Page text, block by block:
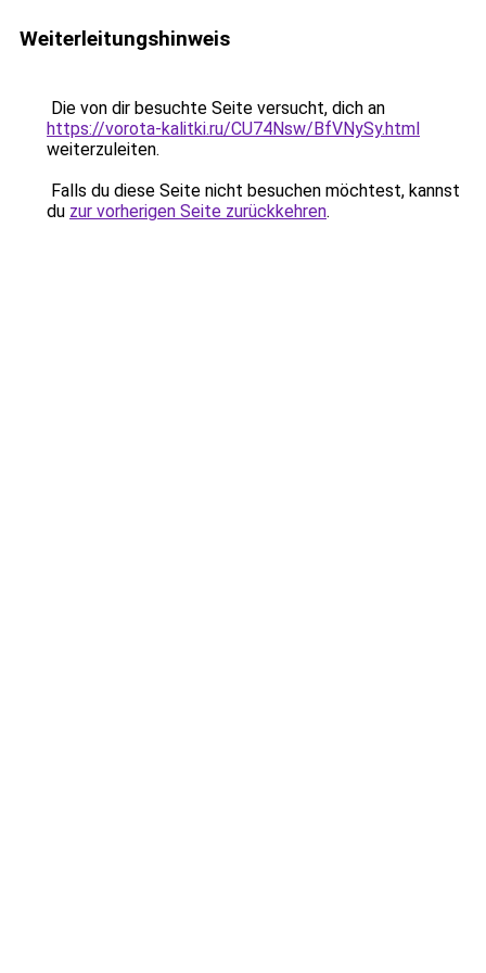
Weiterleitungshinweis
Die von dir besuchte Seite versucht, dich an
https://vorota-kalitki.ru/CU74Nsw/BfVNySy.html
weiterzuleiten.
Falls du diese Seite nicht besuchen möchtest, kannst
du zur vorherigen Seite zurückkehren.